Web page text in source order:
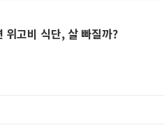
고비 식단, 살 빠질까?